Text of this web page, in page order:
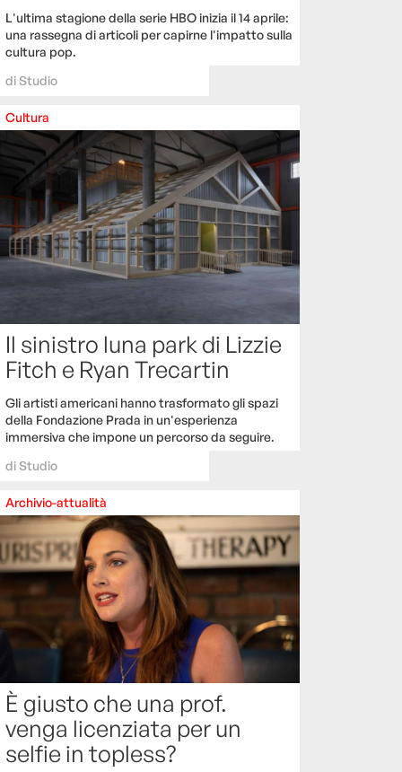
L'ultima stagione della serie HBO inizia il 14 aprile:
una rassegna di articoli per capirne l'impatto sulla
cultura pop.
diStudio
Cultura
Il sinistro luna park di Lizzie
Fitch e Ryan Trecartin
Gli artisti americani hanno trasformato gli spazi
della Fondazione Prada in un'esperienza
immersiva che impone un percorso da seguire.
diStudio
Archivio-attualità
È giusto che una prof.
venga licenziata per un
selfie in topless?